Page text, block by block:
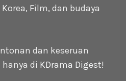
Film, dan budaya
dan keseruan
di KDrama Digest!